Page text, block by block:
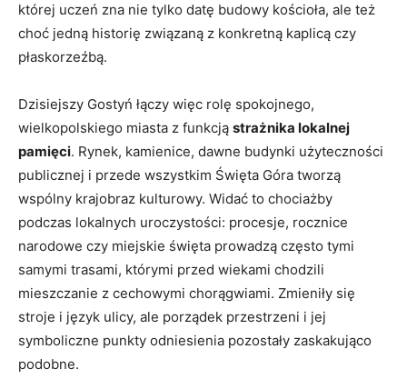
której uczeń zna nie tylko datę budowy kościoła, ale też
choć jedną historię związaną z konkretną kaplicą czy
płaskorzeźbą.
Dzisiejszy Gostyń łączy więc rolę spokojnego,
wielkopolskiego miasta z funkcją strażnika lokalnej
pamięci. Rynek, kamienice, dawne budynki użyteczności
publicznej i przede wszystkim Święta Góra tworzą
wspólny krajobraz kulturowy. Widać to chociażby
podczas lokalnych uroczystości: procesje, rocznice
narodowe czy miejskie święta prowadzą często tymi
samymi trasami, którymi przed wiekami chodzili
mieszczanie z cechowymi chorągwiami. Zmieniły się
stroje i język ulicy, ale porządek przestrzeni i jej
symboliczne punkty odniesienia pozostały zaskakująco
podobne.